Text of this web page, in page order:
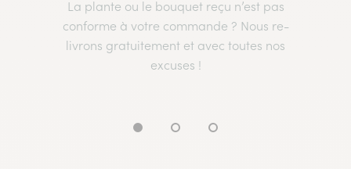
La plante ou le bouquet reçu n’est pas
conforme à votre commande ? Nous re-
livrons gratuitement et avec toutes nos
excuses !